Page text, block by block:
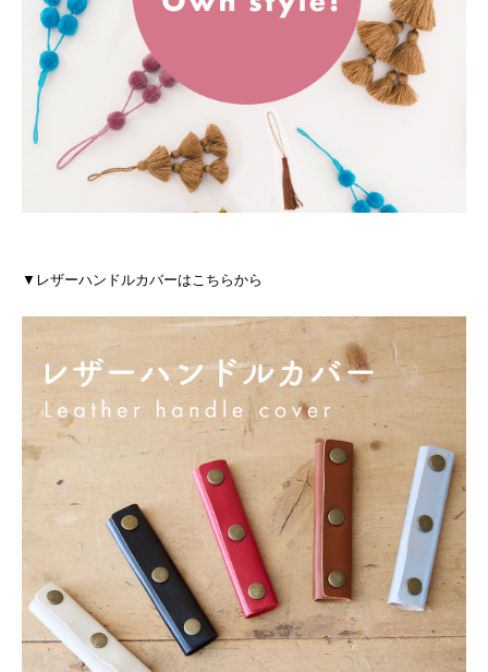
▼レザーハンドルカバーはこちらから